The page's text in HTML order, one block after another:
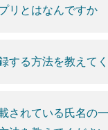
リとはなんですか
する方法を教えて
されている氏名の